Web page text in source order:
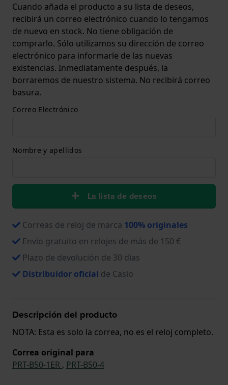
Cuando añada el producto a su lista de deseos,
recibirá un correo electrónico cuando lo tengamos
de nuevo en stock. No tiene obligación de
comprarlo. Sólo utilizamos su dirección de correo
electrónico para informarle de las nuevas
existencias. Inmediatamente después, la
borraremos de nuestro sistema. No recibirá correo
basura.
Correo Electrónico
Nombre y apellidos
La lista de deseos
Correas de reloj de marca 100% originales
Envío gratuito en relojes de más de 150 €
Plazo de devolución de 30 días
Distribuidor oficial de Casio
Descripción del producto
NOTA: Esta es solo la correa, no es el reloj completo.
Correa original para
PRT-B50-1ER , PRT-B50-4